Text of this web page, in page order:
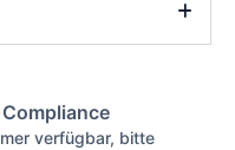
verfügbar, bitte